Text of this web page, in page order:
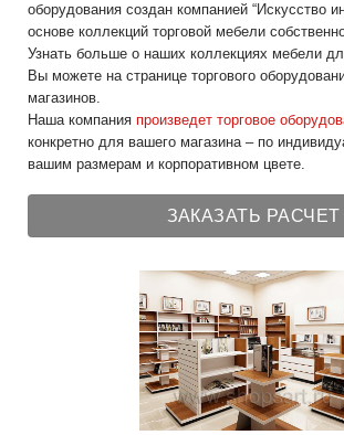
оборудования создан компанией “Искусство
основе коллекций торговой мебели
Узнать больше о наших коллекциях мебели
Вы можете на странице торгового
магазинов.
Наша компания произведет торговое
конкретно для вашего магазина – по
вашим размерам и корпоративном цвете.
ЗАКАЗАТЬ РАСЧЕТ